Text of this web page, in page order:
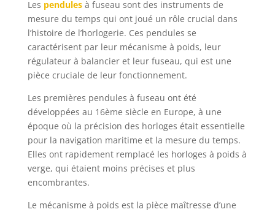
Les pendules à fuseau sont des instruments de
mesure du temps qui ont joué un rôle crucial dans
l’histoire de l’horlogerie. Ces pendules se
caractérisent par leur mécanisme à poids, leur
régulateur à balancier et leur fuseau, qui est une
pièce cruciale de leur fonctionnement.
Les premières pendules à fuseau ont été
développées au 16ème siècle en Europe, à une
époque où la précision des horloges était essentielle
pour la navigation maritime et la mesure du temps.
Elles ont rapidement remplacé les horloges à poids à
verge, qui étaient moins précises et plus
encombrantes.
Le mécanisme à poids est la pièce maîtresse d’une